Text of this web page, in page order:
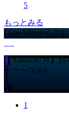
5
もっとみる
GameWithからの
【Amazon7月】
ーラーTOP4
PR
1